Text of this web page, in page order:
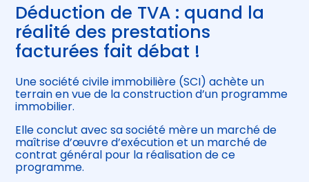
Déduction de TVA : quand la
réalité des prestations
facturées fait débat !
Une société civile immobilière (SCI) achète un
terrain en vue de la construction d’un programme
immobilier.
Elle conclut avec sa société mère un marché de
maîtrise d’œuvre d’exécution et un marché de
contrat général pour la réalisation de ce
programme.